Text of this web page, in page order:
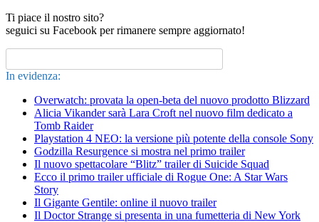
Ti piace il nostro sito?
seguici su Facebook per rimanere sempre aggiornato!
In evidenza:
Overwatch: provata la open-beta del nuovo prodotto Blizzard
Alicia Vikander sarà Lara Croft nel nuovo film dedicato a
Tomb Raider
Playstation 4 NEO: la versione più potente della console Sony
Godzilla Resurgence si mostra nel primo trailer
Il nuovo spettacolare “Blitz” trailer di Suicide Squad
Ecco il primo trailer ufficiale di Rogue One: A Star Wars
Story
Il Gigante Gentile: online il nuovo trailer
Il Doctor Strange si presenta in una fumetteria di New York